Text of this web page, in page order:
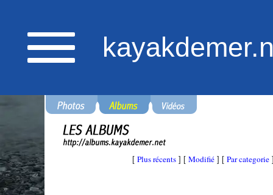
[ Plus récents ] [ Modifié ] [ Par categorie